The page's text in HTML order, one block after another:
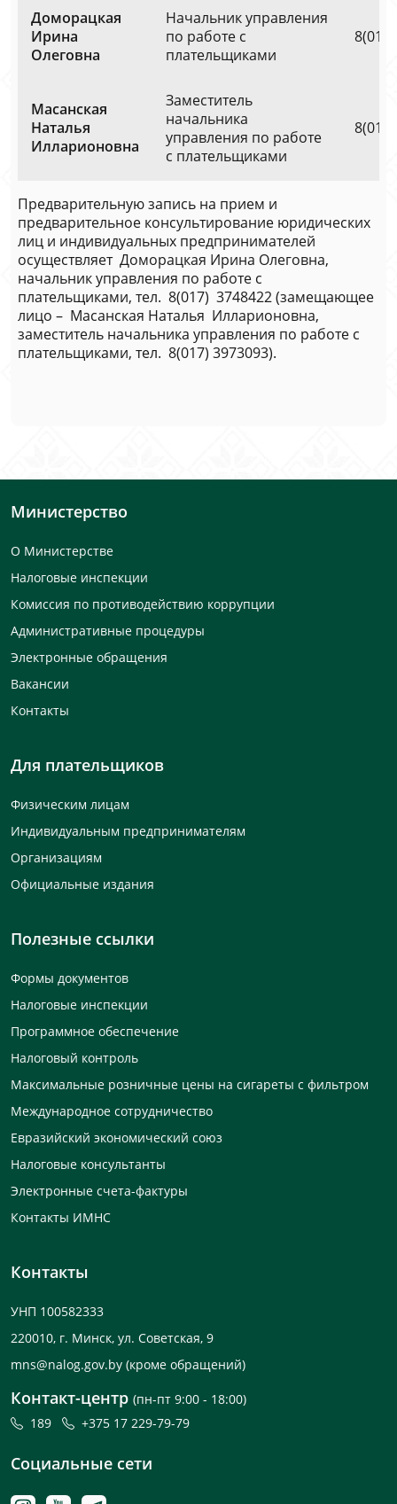
Доморацкая
Ирина
Олеговна
Начальник управления
по работе с
плательщиками
Масанская
Наталья
Илларионовна
Заместитель
начальника
управления по работе
с плательщиками
Предварительную запись на прием и
предварительное консультирование юридических
лиц и индивидуальных предпринимателей
осуществляет Доморацкая Ирина Олеговна,
начальник управления по работе с
плательщиками, тел. 8(017) 3748422 (замещающее
лицо – Масанская Наталья Илларионовна,
заместитель начальника управления по работе с
плательщиками, тел. 8(017) 3973093).
Министерство
О Министерстве
Налоговые инспекции
Комиссия по противодействию коррупции
Административные процедуры
Электронные обращения
Вакансии
Контакты
Для плательщиков
Физическим лицам
Индивидуальным предпринимателям
Организациям
Официальные издания
Полезные ссылки
Формы документов
Налоговые инспекции
Программное обеспечение
Налоговый контроль
Максимальные розничные цены на сигареты с фильтром
Международное сотрудничество
Евразийский экономический союз
Налоговые консультанты
Электронные счета-фактуры
Контакты ИМНС
Контакты
УНП 100582333
220010, г. Минск, ул. Советская, 9
mns@nalog.gov.by (кроме обращений)
Контакт-центр (пн-пт 9:00 - 18:00)
189
+375 17 229-79-79
Социальные сети